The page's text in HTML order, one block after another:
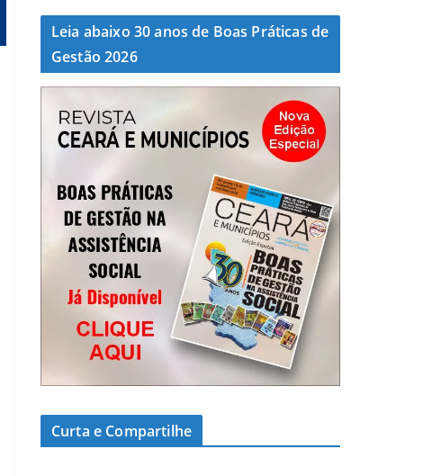
Leia abaixo 30 anos de Boas Práticas de
Gestão 2026
Curta e Compartilhe